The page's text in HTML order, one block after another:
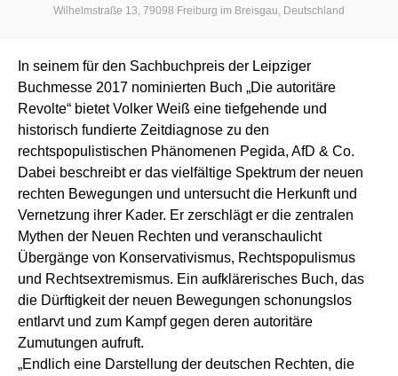
Wilhelmstraße 13 79098 Freiburg im Breisgau Deutschland
In seinem für den Sachbuchpreis der Leipziger
Buchmesse 2017 nominierten Buch „Die autoritäre
Revolte“ bietet Volker Weiß eine tiefgehende und
historisch fundierte Zeitdiagnose zu den
rechtspopulistischen Phänomenen Pegida, AfD & Co.
Dabei beschreibt er das vielfältige Spektrum der neuen
rechten Bewegungen und untersucht die Herkunft und
Vernetzung ihrer Kader. Er zerschlägt er die zentralen
Mythen der Neuen Rechten und veranschaulicht
Übergänge von Konservativismus, Rechtspopulismus
und Rechtsextremismus. Ein aufklärerisches Buch, das
die Dürftigkeit der neuen Bewegungen schonungslos
entlarvt und zum Kampf gegen deren autoritäre
Zumutungen aufruft.
„Endlich eine Darstellung der deutschen Rechten, die